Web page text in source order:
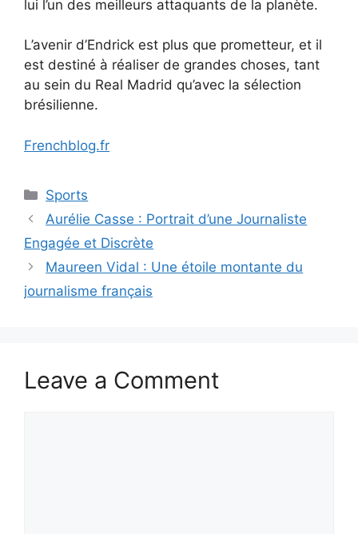
lui l’un des meilleurs attaquants de la planète.
L’avenir d’Endrick est plus que prometteur, et il
est destiné à réaliser de grandes choses, tant
au sein du Real Madrid qu’avec la sélection
brésilienne.
Frenchblog.fr
Categories
Sports
Aurélie Casse : Portrait d’une Journaliste
Engagée et Discrète
Maureen Vidal : Une étoile montante du
journalisme français
Leave a Comment